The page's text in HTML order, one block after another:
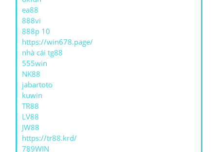
ea88
888vi
888p 10
https://win678.page/
nhà cái tg88
555win
NK88
jabartoto
kuwin
TR88
LV88
JW88
https://tr88.krd/
789WIN